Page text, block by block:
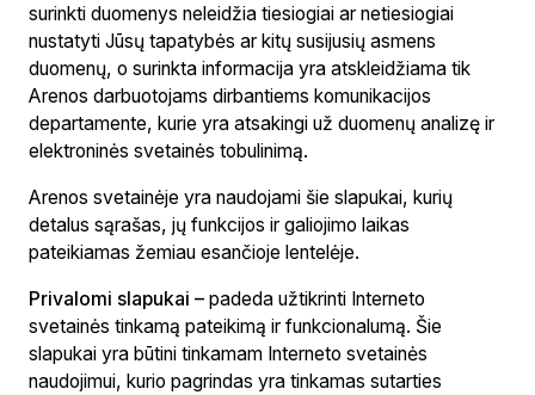
surinkti duomenys neleidžia tiesiogiai ar netiesiogiai
nustatyti Jūsų tapatybės ar kitų susijusių asmens
duomenų, o surinkta informacija yra atskleidžiama tik
Arenos darbuotojams dirbantiems komunikacijos
departamente, kurie yra atsakingi už duomenų analizę ir
elektroninės svetainės tobulinimą.
Arenos svetainėje yra naudojami šie slapukai, kurių
detalus sąrašas, jų funkcijos ir galiojimo laikas
pateikiamas žemiau esančioje lentelėje.
Privalomi slapukai – padeda užtikrinti Interneto
svetainės tinkamą pateikimą ir funkcionalumą. Šie
slapukai yra būtini tinkamam Interneto svetainės
naudojimui, kurio pagrindas yra tinkamas sutarties